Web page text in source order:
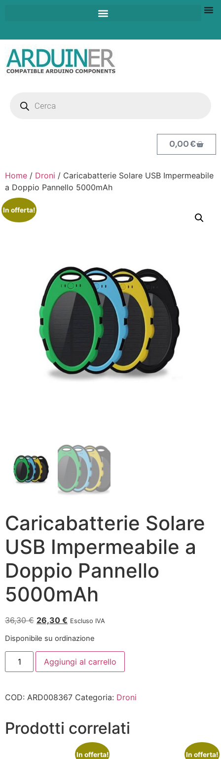
0,00€
Home / Droni / Caricabatterie Solare USB Impermeabile
a Doppio Pannello 5000mAh
In offerta!
Caricabatterie Solare
USB Impermeabile a
Doppio Pannello
5000mAh
36,30€ 26,30 € Escluso IVA
Disponibile su ordinazione
Aggiungi al carrello
COD: ARD008367 Categoria: Droni
Prodotti correlati
In offerta! In offerta!